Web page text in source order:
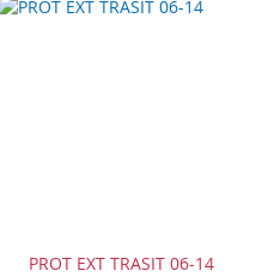
PROT EXT TRASIT 06-14